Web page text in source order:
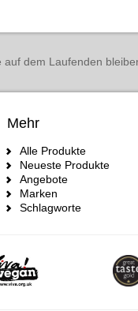
auf dem Laufenden
Mehr
Alle Produkte
Neueste Produkte
Angebote
Marken
Schlagworte